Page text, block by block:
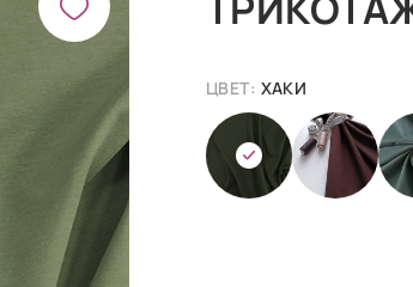
ЦВЕТ: ХАКИ